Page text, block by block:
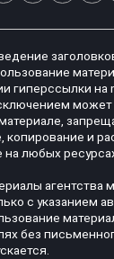
гиперссылки на
может
копирование и
любых
агентства
с указанием
без